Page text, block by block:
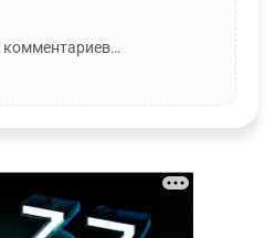
комментариев…